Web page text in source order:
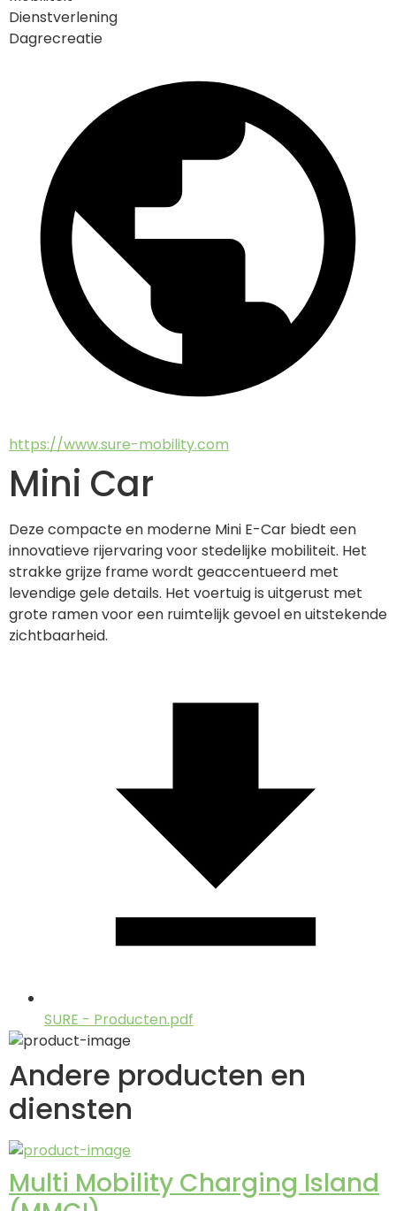
Dienstverlening
Dagrecreatie
https://www.sure-mobility.com
Mini Car
Deze compacte en moderne Mini E-Car biedt een
innovatieve rijervaring voor stedelijke mobiliteit. Het
strakke grijze frame wordt geaccentueerd met
levendige gele details. Het voertuig is uitgerust met
grote ramen voor een ruimtelijk gevoel en uitstekende
zichtbaarheid.
SURE - Producten.pdf
Andere producten en
diensten
Multi Mobility Charging Island